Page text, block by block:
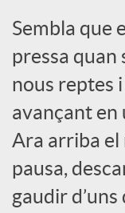
x
e
s
S
Sembla que
pressa quan
nous reptes
avançant
Ara arriba el
pausa,
gaudir